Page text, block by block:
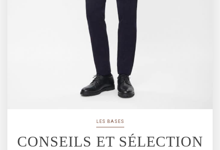
LES BASES
CONSEILS ET SÉLECTION